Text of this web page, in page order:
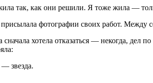
так, как они решили. Я тоже жила —
фотографии своих работ. Между
хотела отказаться — некогда, дел
звезда.